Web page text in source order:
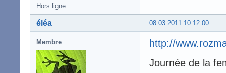
Hors ligne
08.03.2011 10:12:00
éléa
Membre
http://
Journée de la